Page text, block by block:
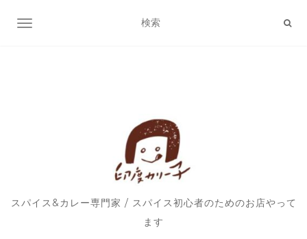
ナビゲーション切り替え
スパイス&カレー専門家 / スパイス初心者のためのお店やって
ます